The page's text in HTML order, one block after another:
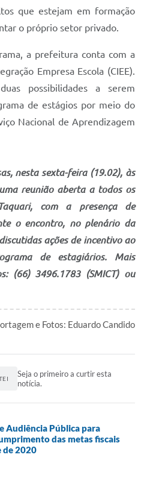
que estejam em formação
o próprio setor privado.
a prefeitura conta com a
Empresa Escola (CIEE).
possibilidades a serem
de estágios por meio do
Nacional de Aprendizagem
nesta sexta-feira (19.02), às
reunião aberta a todos os
com a presença de
o encontro, no plenário da
ações de incentivo ao
de estagiários. Mais
(66) 3496.1783 (SMICT) ou
e Fotos: Eduardo Candido
Seja o primeiro a curtir esta
notícia.
Audiência Pública para
das metas fiscais
de 2020